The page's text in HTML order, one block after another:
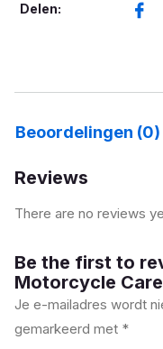
aantal
Delen:
Beoordelingen (0)
Reviews
There are no reviews
Be the first to
Motorcycle
Je e-mailadres wordt
gemarkeerd met *